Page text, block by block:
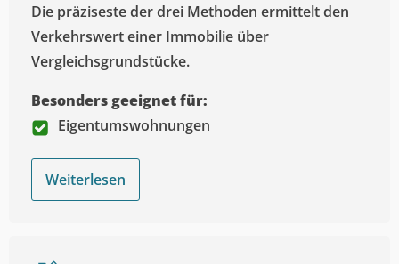
Die präziseste der drei Methoden ermittelt den
Verkehrswert einer Immobilie über
Vergleichsgrundstücke.
Besonders geeignet für:
Eigentumswohnungen
Weiterlesen